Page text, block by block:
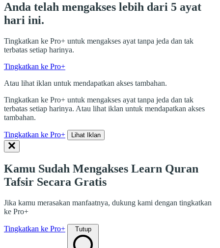
Anda telah mengakses lebih dari 5 ayat
hari ini.
Tingkatkan ke Pro+ untuk mengakses ayat tanpa jeda dan tak
terbatas setiap harinya.
Tingkatkan ke Pro+
Atau lihat iklan untuk mendapatkan akses tambahan.
Tingkatkan ke Pro+ untuk mengakses ayat tanpa jeda dan tak
terbatas setiap harinya. Atau lihat iklan untuk mendapatkan akses
tambahan.
Tingkatkan ke Pro+ Lihat Iklan
Kamu Sudah Mengakses Learn Quran
Tafsir Secara Gratis
Jika kamu merasakan manfaatnya, dukung kami dengan tingkatkan
ke Pro+
Tingkatkan ke Pro+ Tutup